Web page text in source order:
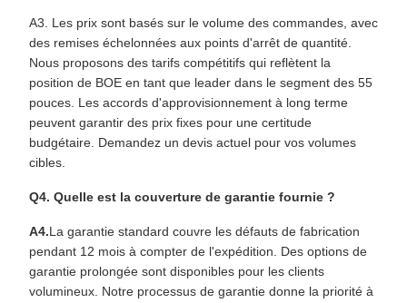
A3. Les prix sont basés sur le volume des commandes, avec
des remises échelonnées aux points d'arrêt de quantité.
Nous proposons des tarifs compétitifs qui reflètent la
position de BOE en tant que leader dans le segment des 55
pouces. Les accords d'approvisionnement à long terme
peuvent garantir des prix fixes pour une certitude
budgétaire. Demandez un devis actuel pour vos volumes
cibles.
Q4. Quelle est la couverture de garantie fournie ?
A4.La garantie standard couvre les défauts de fabrication
pendant 12 mois à compter de l'expédition. Des options de
garantie prolongée sont disponibles pour les clients
volumineux. Notre processus de garantie donne la priorité à